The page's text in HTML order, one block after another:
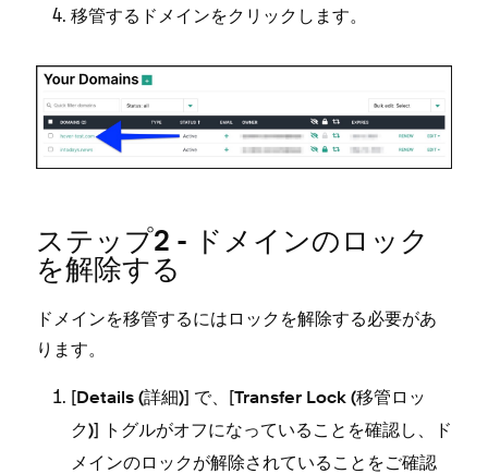
移管するドメインをクリ⁠ックします⁠。
ステ⁠ップ2 - ドメインのロ⁠ック
を解除する
ドメインを移管するにはロ⁠ックを解除する必要があ
ります⁠。
[⁠Details (⁠詳細⁠)⁠] で⁠、[⁠Transfer Lock (⁠移管ロ⁠ッ
ク⁠)⁠] トグルがオフにな⁠っていることを確認し⁠、ド
メインのロ⁠ックが解除されていることをご確認